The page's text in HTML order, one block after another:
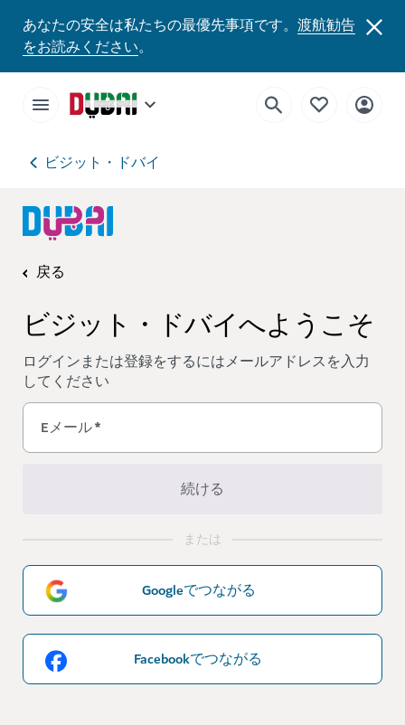
あなたの安全は私たちの最優先事項です。 渡航勧告
をお読みください。
ビジット・ドバイ
戻る
ビジット・ドバイへようこそ
ログインまたは登録をするにはメールアドレスを入力
してください
Eメール*
続ける
または
Googleでつながる
Facebookでつながる